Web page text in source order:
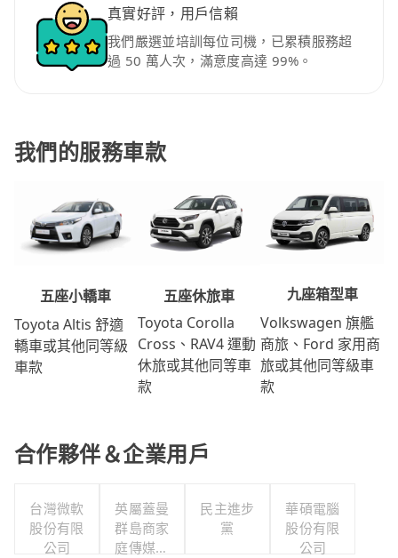
真實好評，用戶信賴
我們嚴選並培訓每位司機，已累積服務超
過 50 萬人次，滿意度高達 99%。
我們的服務車款
五座小轎車
Toyota Altis 舒適
轎車或其他同等級
車款
五座休旅車
Toyota Corolla
Cross、RAV4 運動
休旅或其他同等車
款
九座箱型車
Volkswagen 旗艦
商旅、Ford 家用商
旅或其他同等級車
款
合作夥伴＆企業用戶
台灣微軟
股份有限
公司
英屬蓋曼
群島商家
庭傳媒股
民主進步
黨
華碩電腦
股份有限
公司